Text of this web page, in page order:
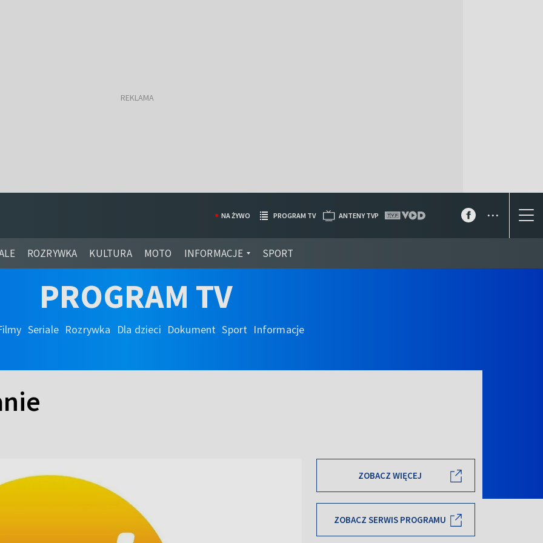
ROZRYWKA KULTURA MOTO INFORMACJE SPORT
NA ŻYWO PROGRAM TV ANTENY TVP ...
PROGRAM TV
Seriale Rozrywka Dla dzieci Dokument Sport Informacje
ZOBACZ WIĘCEJ
ZOBACZ SERWIS PROGRAMU